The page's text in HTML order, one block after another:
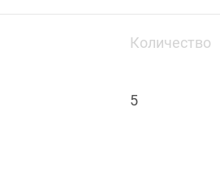
Количество
5